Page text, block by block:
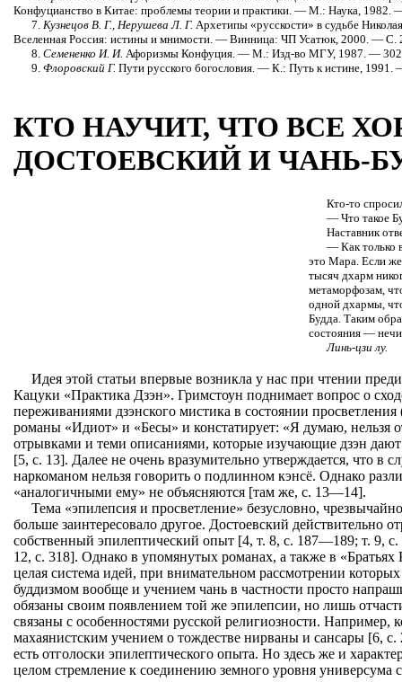
Конфуцианство в Китае: проблемы теории и практики. — М.: Наука,
7. Кузнецов В. Г., Нерушева Л. Г. Архетипы «русскости» в судьбе
Вселенная Россия: истины и мнимости. — Винница: ЧП Усатюк, 2000. —
8. Семененко И. И. Афоризмы Конфуция. — М.: Изд-во МГУ, 1987. — 302
9. Флоровский Г. Пути русского богословия. — К.: Путь к истине, 1991.
КТО НАУЧИТ, ЧТО ВСЕ
ДОСТОЕВСКИЙ И ЧАНЬ-
Кто-то
— Что такое
Наставник
— Как только
это Мара. Если
тысяч дхарм
метаморфозам,
одной дхармы,
Будда. Таким
состояния —
Линь-цзи лу.
Идея этой статьи впервые возникла у нас при чтении
Кацуки «Практика Дзэн». Гримстоун поднимает вопрос о
переживаниями дзэнского мистика в состоянии
романы «Идиот» и «Бесы» и констатирует: «Я думаю, нельзя
отрывками и теми описаниями, которые изучающие дзэн
[5, с. 13]. Далее не очень вразумительно утверждается, что в
наркоманом нельзя говорить о подлинном кэнсё. Однако
«аналогичными ему» не объясняются [там же, с. 13—14].
Тема «эпилепсия и просветление» безусловно,
больше заинтересовало другое. Достоевский действительно
собственный эпилептический опыт [4, т. 8, с. 187—189; т. 9,
12, с. 318]. Однако в упомянутых романах, а также в «Братьях
целая система идей, при внимательном рассмотрении
буддизмом вообще и учением чань в частности просто
обязаны своим появлением той же эпилепсии, но лишь
связаны с особенностями русской религиозности. Например,
махаянистским учением о тождестве нирваны и сансары [6, с.
есть отголоски эпилептического опыта. Но здесь же и
целом стремление к соединению земного уровня